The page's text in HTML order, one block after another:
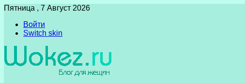
Пятница , 7 Август 2026
Войти
Switch skin